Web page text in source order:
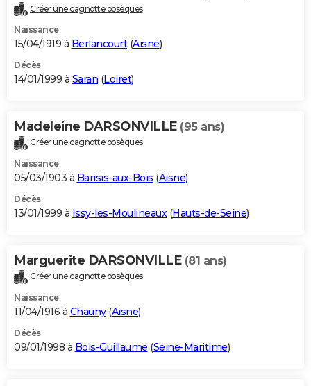
Créer une cagnotte obsèques
Naissance
15/04/1919 à Berlancourt(Aisne)
Décès
14/01/1999 à Saran (Loiret)
Madeleine DARSONVILLE (95 ans)
Créer une cagnotte obsèques
Naissance
05/03/1903 à Barisis-aux-Bois (Aisne)
Décès
13/01/1999 à Issy-les-Moulineaux(Hauts-de-Seine)
Marguerite DARSONVILLE (81 ans)
Créer une cagnotte obsèques
Naissance
11/04/1916 à Chauny(Aisne)
Décès
09/01/1998 à Bois-Guillaume (Seine-Maritime)